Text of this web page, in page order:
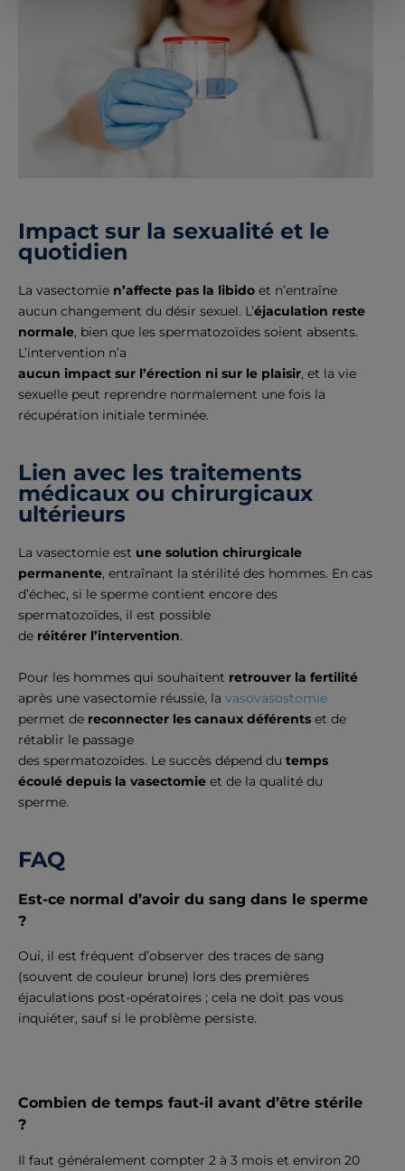
Impact sur la sexualité et le
quotidien
La vasectomie n’affecte pas la libido et n’entraîne
aucun changement du désir sexuel. L’éjaculation reste
normale, bien que les spermatozoïdes soient absents.
L’intervention n’a
aucun impact sur l’érection ni sur le plaisir, et la vie
sexuelle peut reprendre normalement une fois la
récupération initiale terminée.
Lien avec les traitements
médicaux ou chirurgicaux
ultérieurs
La vasectomie est une solution chirurgicale
permanente, entraînant la stérilité des hommes. En cas
d’échec, si le sperme contient encore des
spermatozoïdes, il est possible
de réitérer l’intervention.
Pour les hommes qui souhaitent retrouver la fertilité
après une vasectomie réussie, la vasovasostomie
permet de reconnecter les canaux déférents et de
rétablir le passage
des spermatozoïdes. Le succès dépend du temps
écoulé depuis la vasectomie et de la qualité du
sperme.
FAQ
Est-ce normal d’avoir du sang dans le sperme
?
Oui, il est fréquent d’observer des traces de sang
(souvent de couleur brune) lors des premières
éjaculations post-opératoires ; cela ne doit pas vous
inquiéter, sauf si le problème persiste.
Combien de temps faut-il avant d’être stérile
?
Il faut généralement compter 2 à 3 mois et environ 20